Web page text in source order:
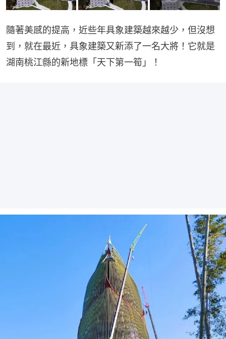
隨著美感的提高，近些年具象建築越來越少，但沒想
到，就在最近，具象建築又新添了一名大將！它就是
湖南桃江縣的新地標「天下第一筍」！